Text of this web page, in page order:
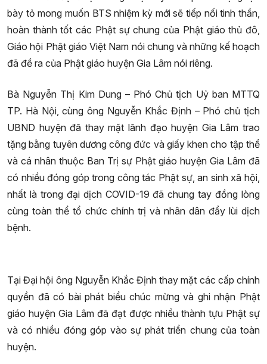
bày tỏ mong muốn BTS nhiệm kỳ mới sẽ tiếp nối tinh thần,
hoàn thành tốt các Phật sự chung của Phật giáo thủ đô,
Giáo hội Phật giáo Việt Nam nói chung và những kế hoạch
đã đề ra của Phật giáo huyện Gia Lâm nói riêng.
Bà Nguyễn Thị Kim Dung – Phó Chủ tịch Uỷ ban MTTQ
TP. Hà Nội, cùng ông Nguyễn Khắc Định – Phó chủ tịch
UBND huyện đã thay mặt lãnh đạo huyện Gia Lâm trao
tặng bằng tuyên dương công đức và giấy khen cho tập thể
và cá nhân thuộc Ban Trị sự Phật giáo huyện Gia Lâm đã
có nhiều đóng góp trong công tác Phật sự, an sinh xã hội,
nhất là trong đại dịch COVID-19 đã chung tay đồng lòng
cùng toàn thể tổ chức chính trị và nhân dân đẩy lùi dịch
bệnh.
Tại Đại hội ông Nguyễn Khắc Định thay mặt các cấp chính
quyền đã có bài phát biểu chúc mừng và ghi nhận Phật
giáo huyện Gia Lâm đã đạt được nhiều thành tựu Phật sự
và có nhiều đóng góp vào sự phát triển chung của toàn
huyện.